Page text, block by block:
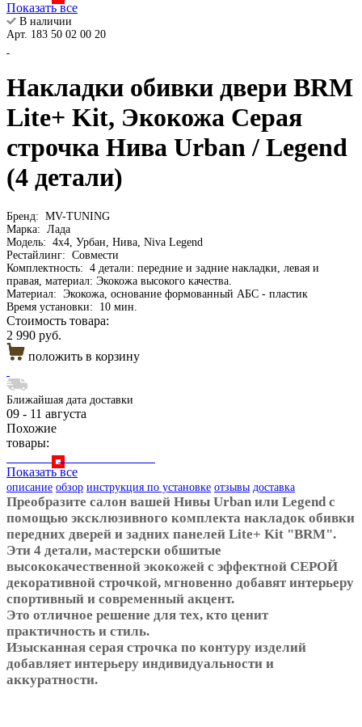
Показать все
В наличии
Арт. 183 50 02 00 20
Накладки обивки двери BRM
Lite+ Kit, Экокожа Серая
строчка Нива Urban / Legend
(4 детали)
Бренд: MV-TUNING
Марка: Лада
Модель: 4х4, Урбан, Нива, Niva Legend
Рестайлинг: Совмести
Комплектность: 4 детали: передние и задние накладки, левая и
правая, материал: Экокожа высокого качества.
Материал: Экокожа, основание формованный АБС - пластик
Время установки:
10 мин.
Стоимость товара:
2 990 руб.
положить в корзину
Ближайшая дата доставки
09 - 11 августа
Похожие
товары:
Показать все
описание обзор инструкция по установке отзывы доставка
Преобразите салон вашей Нивы Urban или Legend с
помощью эксклюзивного комплекта накладок обивки
передних дверей и задних панелей Lite+ Kit "BRM".
Эти 4 детали, мастерски обшитые
высококачественной экокожей с эффектной СЕРОЙ
декоративной строчкой, мгновенно добавят интерьеру
спортивный и современный акцент.
Это отличное решение для тех, кто ценит
практичность и стиль.
Изысканная серая строчка по контуру изделий
добавляет интерьеру индивидуальности и
аккуратности.